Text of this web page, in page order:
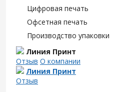
Цифровая печать
Офсетная печать
Производство упаковки
Линия Принт
Отзыв О компании
Линия Принт
Отзыв